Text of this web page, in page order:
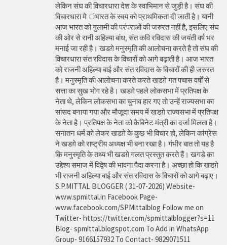
लेकिन संघ की विचारधारा देश के स्वाभिमान से जुड़ी है। संघ की
विचारधारा मे ंभारत के स्वय को प्राथमिकता दी जाती है। यानी
आज भारत को गुलामी की परंपराओं की जरुरत नहीं है, इसलिए संघ
की ओर से रानी अहिल्या बांध, संत कवि रविदास की जयंती वर्ष भर
मनाई जा रही है। खडग़े मनुस्मृति की आलोचना करते है तो संघ की
विचारधारा संत रविदास के विचारों को आगे बढ़ाती है। आज भारत
को राजनी अहिल्या बाई और संत रविदास के विचारों की ही जरुरत
है। मनुस्मृति की आलोचना करते करते खडग़े गत पचास वर्षों से
सत्ता का सुख भोग रहे है। खडग़े पहले लोकसभा में प्रतिपक्ष के
नेता थे, लेकिन लोकसभा का चुनाव हार गए तो उन्हें राज्यसभा का
सांसद बनाया गया और मौजूदा समय में खडग़े राज्यसभा में प्रतिपक्ष
के नेता है। प्रतिपक्ष के नेता को कैबिनेट मंत्री का दर्जा मिलता है।
सनातन धर्म को लेकर खडग़े के कुछ भी विचार हो, लेकिन कांग्रेस
ने खडग़े को राष्ट्रीय अध्यक्ष भी बना रखा है। गंभीर बात तो यह है
कि मनुस्मृति के तथ्य भी खडग़े गलत प्रस्तुत करते हैं। खगड़े का
उद्देश्य समाज में विद्वेष की भावना पैदा करना है। अच्छा हो कि खडग़े
भी राजनी अहिल्या बाई और संत रविदास के विचारों को आगे बढ़ाए।
S.P.MITTAL BLOGGER ( 31-07-2026) Website-
www.spmittal.in Facebook Page-
www.facebook.com/SPMittalblog Follow me on
Twitter- https://twitter.com/spmittalblogger?s=11
Blog- spmittal.blogspot.com To Add in WhatsApp
Group- 9166157932 To Contact- 9829071511